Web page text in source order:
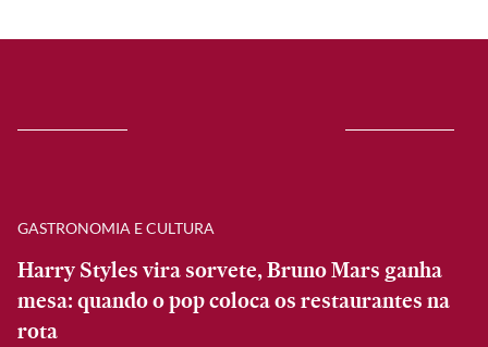
GASTRONOMIA E CULTURA
Harry Styles vira sorvete, Bruno Mars ganha
mesa: quando o pop coloca os restaurantes na
rota